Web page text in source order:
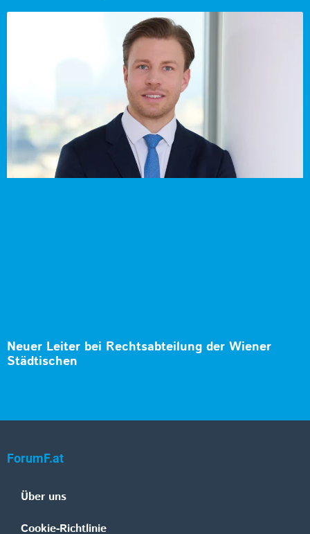
Neuer Leiter bei Rechtsabteilung der Wiener
Städtischen
ForumF.at
Über uns
Cookie-Richtlinie